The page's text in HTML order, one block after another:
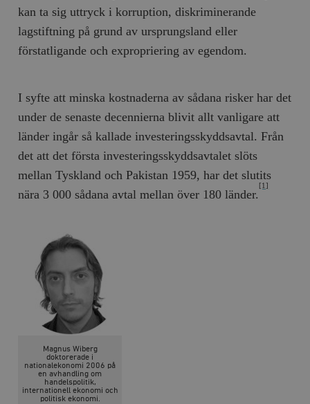
kan ta sig uttryck i korruption, diskriminerande
lagstiftning på grund av ursprungsland eller
förstatligande och expropriering av egendom.
I syfte att minska kostnaderna av sådana risker har det
under de senaste decennierna blivit allt vanligare att
länder ingår så kallade investeringsskyddsavtal. Från
det att det första investeringsskyddsavtalet slöts
mellan Tyskland och Pakistan 1959, har det slutits
nära 3 000 sådana avtal mellan över 180 länder.
[1]
Magnus Wiberg
doktorerade i
nationalekonomi 2006 på
en avhandling om
handelspolitik,
internationell ekonomi och
politisk ekonomi.